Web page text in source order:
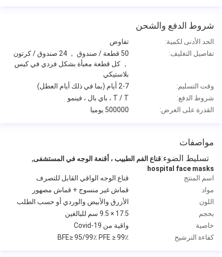
شروط الدفع والشحن
الحد الأدنى لكمية:
تفاوض
تفاصيل التغليف:
50 قطعة / صندوق ， 24 صندوق / كرتون
， كل قطعة معبأة بشكل فردي في كيس
بلاستيكي
وقت التسليم:
2-7 أيام (بما في ذلك أيام العطل)
شروط الدفع:
T / T ، باي بال ، فينمو
القدرة على العرض:
500000 يوميا
مواصفات
تسليط الضوء:قناع الفم الطبيب ، أقنعة الوجه في المستشفى,
hospital face masks
اسم المنتج
قناع الوجه الواقي القابل للتصرف
مواد
قماش غير منسوج + قماش مصهور
اللون
الأزرق والأبيض والوردي أو حسب الطلب
بحجم
17.5 × 9.5 سم للبالغين
خاصية
واقية من Covid-19
كفاءة الترشيح
BFE≥ 95/99٪ PFE ≥ 99٪